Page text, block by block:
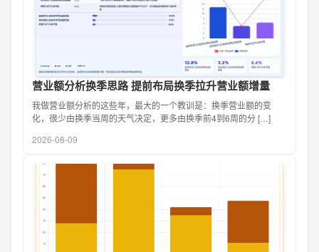
营业额分析换季思路 提前布局换季拉升营业额增量
我做营业额分析的这些年，最大的一个教训是：换季营业额的变
化，很少由换季当周的天气决定，更多由换季前4到6周的分 […]
2026-08-09